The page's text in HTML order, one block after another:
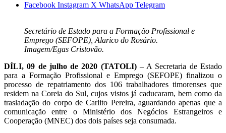
Facebook Instagram X WhatsApp Telegram
Secretário de Estado para a Formação Profissional e
Emprego (SEFOPE), Alarico do Rosário.
Imagem/Egas Cristovão.
DÍLI, 09 de julho de 2020 (TATOLI) – A Secretaria de Estado
para a Formação Profissional e Emprego (SEFOPE) finalizou o
processo de repatriamento dos 106 trabalhadores timorenses que
residem na Coreia do Sul, cujos vistos já caducaram, bem como da
trasladação do corpo de Carlito Pereira, aguardando apenas que a
comunicação entre o Ministério dos Negócios Estrangeiros e
Cooperação (MNEC) dos dois países seja consumada.